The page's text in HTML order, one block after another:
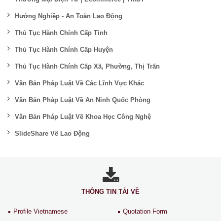
Hướng Nghiệp - An Toàn Lao Động
Thủ Tục Hành Chính Cấp Tỉnh
Thủ Tục Hành Chính Cấp Huyện
Thủ Tục Hành Chính Cấp Xã, Phường, Thị Trấn
Văn Bản Pháp Luật Về Các Lĩnh Vực Khác
Văn Bản Pháp Luật Về An Ninh Quốc Phòng
Văn Bản Pháp Luật Về Khoa Học Công Nghệ
SlideShare Về Lao Động
THÔNG TIN TẢI VỀ
Profile Vietnamese Quotation Form